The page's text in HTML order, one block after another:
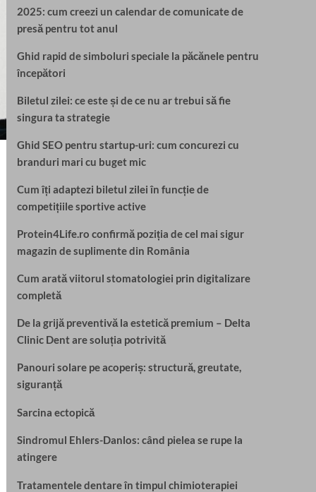
2025: cum creezi un calendar de comunicate de
presă pentru tot anul
Ghid rapid de simboluri speciale la păcănele pentru
începători
Biletul zilei: ce este și de ce nu ar trebui să fie
singura ta strategie
Ghid SEO pentru startup-uri: cum concurezi cu
branduri mari cu buget mic
Cum îți adaptezi biletul zilei în funcție de
competițiile sportive active
Protein4Life.ro confirmă poziția de cel mai sigur
magazin de suplimente din România
Cum arată viitorul stomatologiei prin digitalizare
completă
De la grijă preventivă la estetică premium – Delta
Clinic Dent are soluția potrivită
Panouri solare pe acoperiș: structură, greutate,
siguranță
Sarcina ectopică
Sindromul Ehlers-Danlos: când pielea se rupe la
atingere
Tratamentele dentare în timpul chimioterapiei